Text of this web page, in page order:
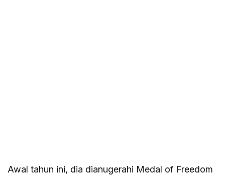
Awal tahun ini, dia dianugerahi Medal of Freedom